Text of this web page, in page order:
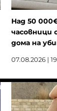
Над 50
часовници
дома на
07.08.2026 |